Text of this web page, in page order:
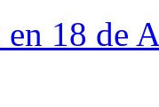
en 18 de